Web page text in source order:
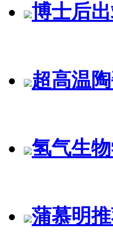
博士后
超高温
氢气生
蒲慕明